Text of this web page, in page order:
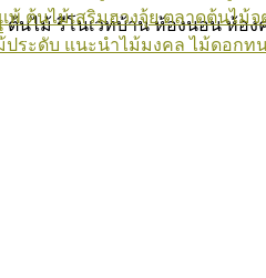
ต้นไม้ รีโนเวทบ้าน ห้องนอน ห้อง
พ้ต้นไม้เสริมฮวงจุ้ยตลาดต้นไม้จ
ประดับ แนะนำไม้มงคล ไม้ดอกท